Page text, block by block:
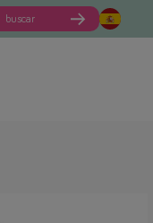
buscar